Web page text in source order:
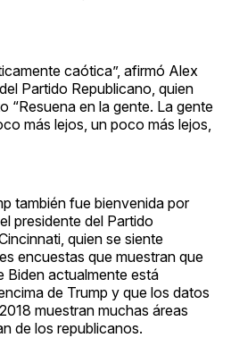
caótica”, afirmó Alex
Partido Republicano, quien
“Resuena en la gente. La gente
más lejos, un poco más lejos,
también fue bienvenida por
presidente del Partido
quien se siente
encuestas que muestran que
Biden actualmente está
de Trump y que los datos
muestran muchas áreas
de los republicanos.